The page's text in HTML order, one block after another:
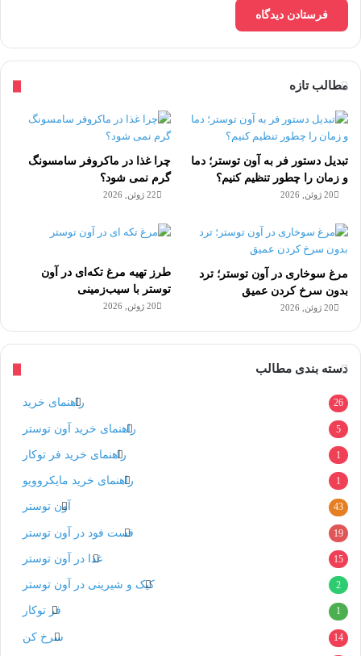
مطالب تازه
چرا غذا در ماکروفر سامسونگ
گرم نمی شود؟
22 ژوئن, 2026
تبدیل دستور فر به آون توستر؛ دما
و زمان را چطور تنظیم کنیم؟
20 ژوئن, 2026
طرز تهیه مرغ تکه‌ای در آون
توستر با سیب‌زمینی
20 ژوئن, 2026
مرغ سوخاری در آون توستر؛ ترد
بدون سرخ کردن عمیق
20 ژوئن, 2026
دسته بندی مطالب
راهنمای خرید 26
راهنمای خرید آون توستر 5
راهنمای خرید فر توکار 1
راهنمای خرید مایکروویو 1
آون توستر 43
فست فود در آون توستر 19
غذا در آون توستر 15
کیک و شیرینی در آون توستر 2
فر توکار 1
سرخ کن 14